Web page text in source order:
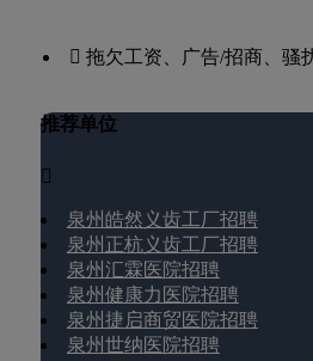
 拖欠工资、广告/招商、骚
推荐单位

泉州皓然义齿工厂招聘
泉州正杭义齿工厂招聘
泉州汇霖医院招聘
泉州健康力医院招聘
泉州捷启商贸医院招聘
泉州世纳医院招聘